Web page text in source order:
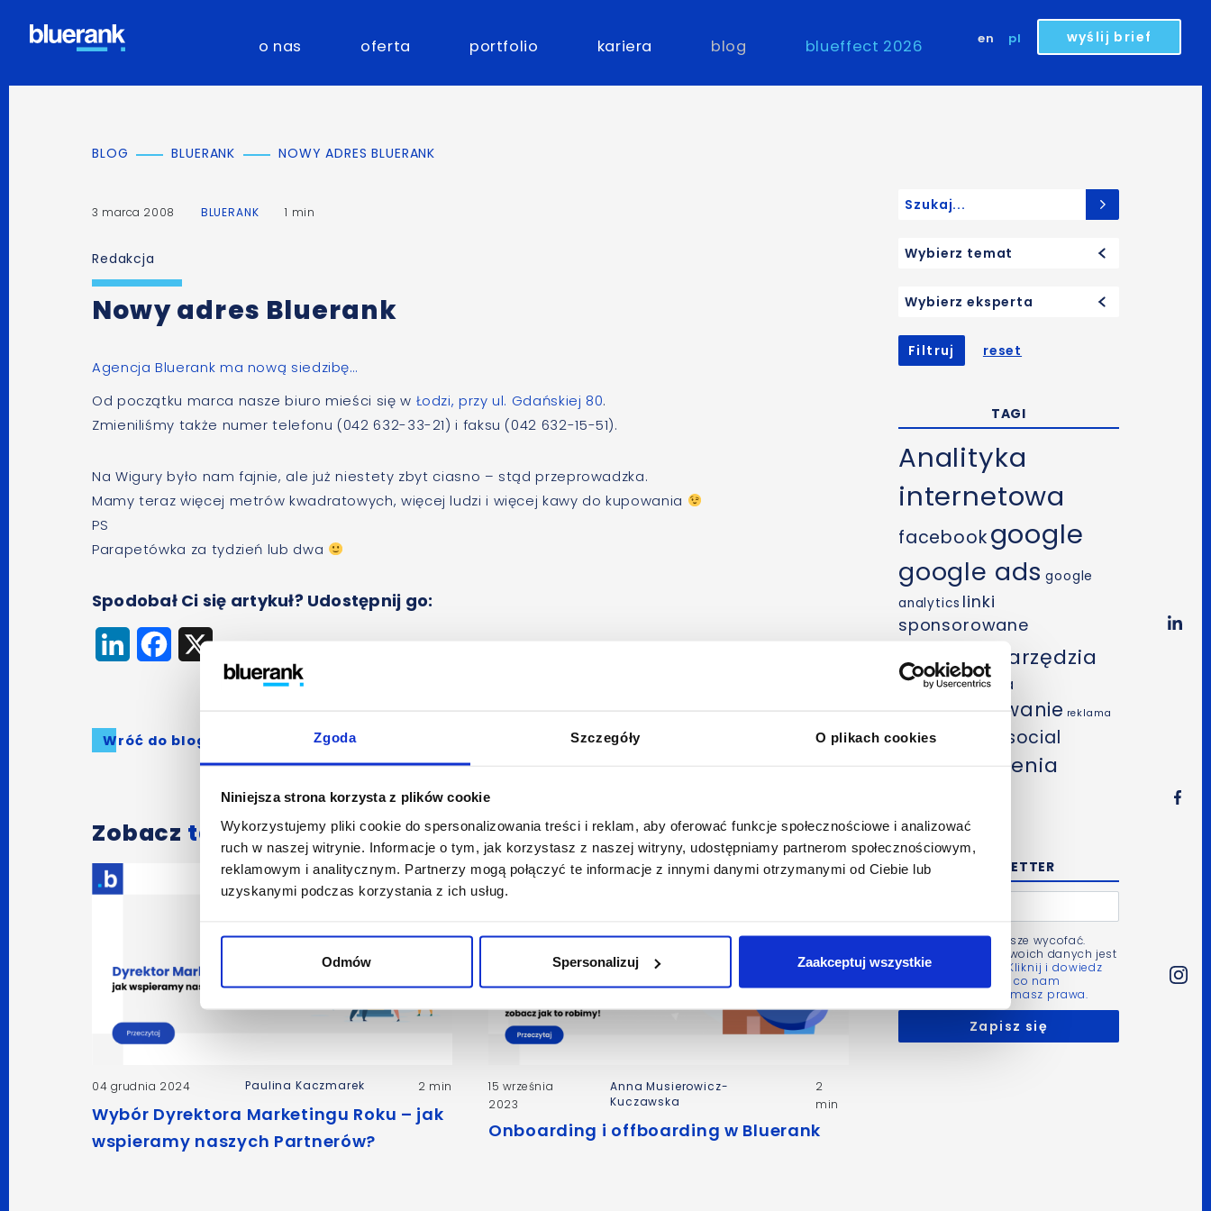
Zgoda Szczegóły O plikach cookies
Niniejsza strona korzysta z plików cookie
Wykorzystujemy pliki cookie do spersonalizowania treści i reklam, aby oferować funkcje społecznościowe i analizować
ruch w naszej witrynie. Informacje o tym, jak korzystasz z naszej witryny, udostępniamy partnerom społecznościowym,
reklamowym i analitycznym. Partnerzy mogą połączyć te informacje z innymi danymi otrzymanymi od Ciebie lub
uzyskanymi podczas korzystania z ich usług.
Odmów Spersonalizuj Zaakceptuj wszystkie
en pl wyślij brief
o nas oferta portfolio kariera blog blueffect 2026
BLOG BLUERANK NOWY ADRES BLUERANK
3 marca 2008 BLUERANK 1 min
Redakcja
Nowy adres Bluerank
Agencja Bluerank ma nową siedzibę…
Od początku marca nasze biuro mieści się w Łodzi, przy ul. Gdańskiej 80.
Zmieniliśmy także numer telefonu (042 632-33-21) i faksu (042 632-15-51).
Na Wigury było nam fajnie, ale już niestety zbyt ciasno – stąd przeprowadzka.
Mamy teraz więcej metrów kwadratowych, więcej ludzi i więcej kawy do kupowania
PS
Parapetówka za tydzień lub dwa
Spodobał Ci się artykuł? Udostępnij go:
LinkedInFacebook
Wróć do bloga
Zobacz także:
04 grudnia 2024 Paulina Kaczmarek 2 min
Wybór Dyrektora Marketingu Roku – jak
wspieramy naszych Partnerów?
15 września
2023
Anna Musierowicz-
Kuczawska
2
min
Onboarding i offboarding w Bluerank
Wybierz temat
Wybierz eksperta
Filtruj reset
TAGI
Analityka
internetowa
facebookgoogle
google ads google
analytics linki
sponsorowane
mobile narzędzia
optymalizacja
pozycjonowanie reklama
internetowa
social
szkolenia
NEWSLETTER
Zgodę możesz zawsze wycofać.
Administratorem Twoich danych jest
Bluerank sp. z o.o.
Kliknij i dowiedz
się więcej m.in. po co nam
Twoje dane i jakie masz prawa.